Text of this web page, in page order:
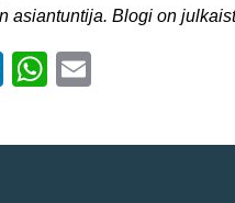
asiantuntija. Blogi on
LinkedIn
WhatsApp